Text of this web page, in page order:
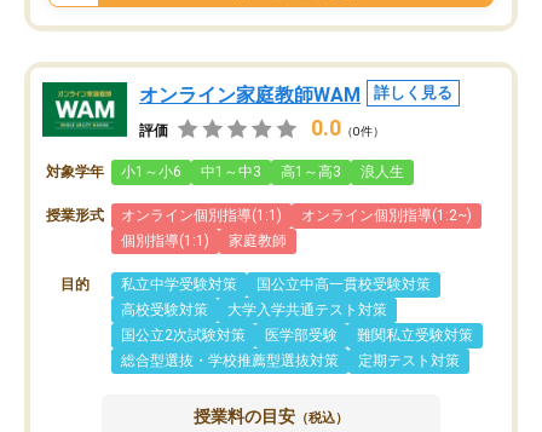
オンライン家庭教師WAM 詳しく見る
評価 0.0 （0件）
対象学年 小1～小6 中1～中3 高1～高3 浪人生
授業形式 オンライン個別指導(1:1)
オンライン個別指導(1:2~)
個別指導(1:1)
家庭教師
目的 私立中学受験対策
国公立中高一貫校受験対策
高校受験対策
大学入学共通テスト対策
国公立2次試験対策
医学部受験
難関私立受験対策
総合型選抜・学校推薦型選抜対策
定期テスト対策
授業料の目安 （税込）